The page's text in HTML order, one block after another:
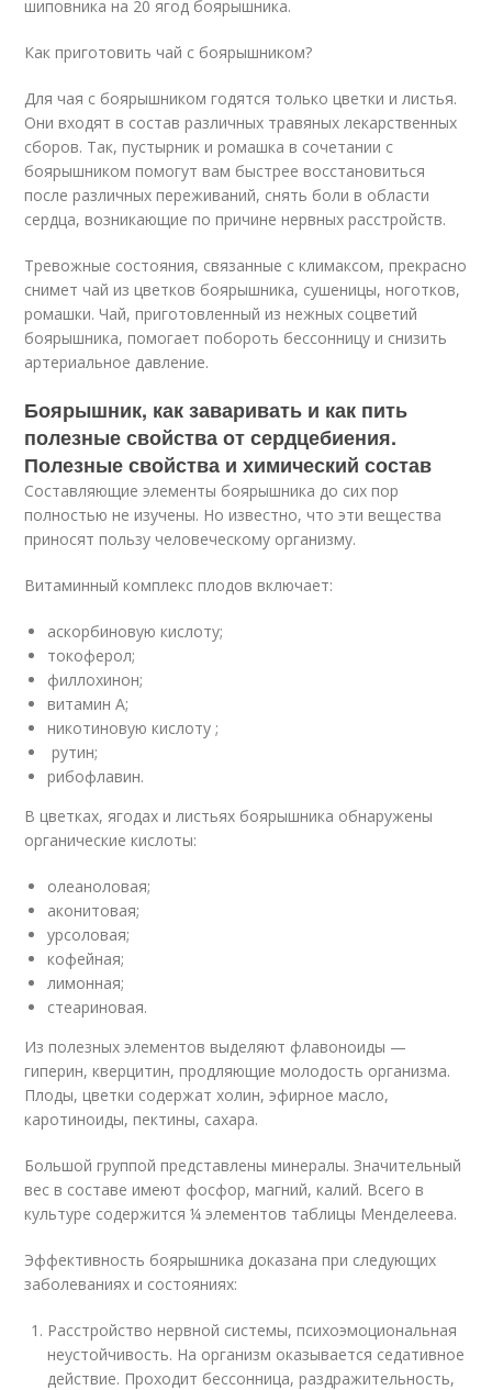
шиповника на 20 ягод боярышника.
Как приготовить чай с боярышником?
Для чая с боярышником годятся только цветки и листья.
Они входят в состав различных травяных лекарственных
сборов. Так, пустырник и ромашка в сочетании с
боярышником помогут вам быстрее восстановиться
после различных переживаний, снять боли в области
сердца, возникающие по причине нервных расстройств.
Тревожные состояния, связанные с климаксом, прекрасно
снимет чай из цветков боярышника, сушеницы, ноготков,
ромашки. Чай, приготовленный из нежных соцветий
боярышника, помогает побороть бессонницу и снизить
артериальное давление.
Боярышник, как заваривать и как пить
полезные свойства от сердцебиения.
Полезные свойства и химический состав
Составляющие элементы боярышника до сих пор
полностью не изучены. Но известно, что эти вещества
приносят пользу человеческому организму.
Витаминный комплекс плодов включает:
аскорбиновую кислоту;
токоферол;
филлохинон;
витамин A;
никотиновую кислоту ;
рутин;
рибофлавин.
В цветках, ягодах и листьях боярышника обнаружены
органические кислоты:
олеаноловая;
аконитовая;
урсоловая;
кофейная;
лимонная;
стеариновая.
Из полезных элементов выделяют флавоноиды —
гиперин, кверцитин, продляющие молодость организма.
Плоды, цветки содержат холин, эфирное масло,
каротиноиды, пектины, сахара.
Большой группой представлены минералы. Значительный
вес в составе имеют фосфор, магний, калий. Всего в
культуре содержится ¼ элементов таблицы Менделеева.
Эффективность боярышника доказана при следующих
заболеваниях и состояниях:
Расстройство нервной системы, психоэмоциональная
неустойчивость. На организм оказывается седативное
действие. Проходит бессонница, раздражительность,